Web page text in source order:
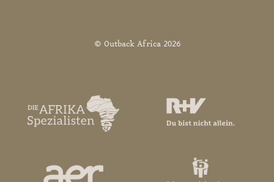
© Outback Africa 2026